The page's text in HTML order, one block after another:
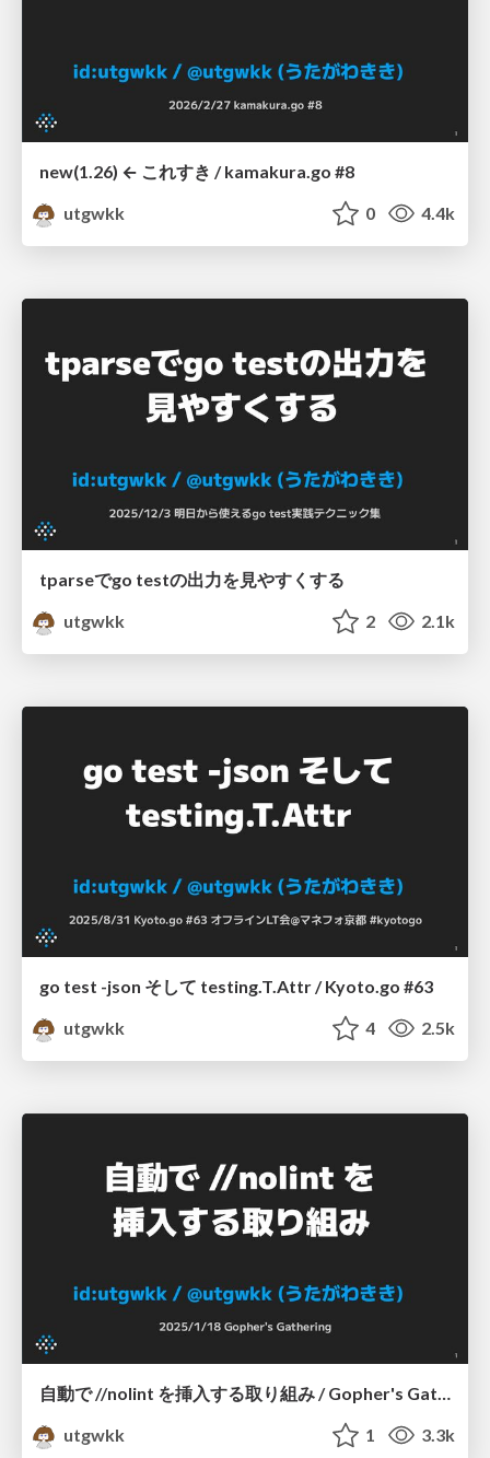
new(1.26) ← これすき / kamakura.go #8
utgwkk
0 4.4k
tparseでgo testの出力を見やすくする
utgwkk
2 2.1k
go test -json そして testing.T.Attr / Kyoto.go #63
utgwkk
4 2.5k
自動で //nolint を挿入する取り組み / Gopher's Gathering
utgwkk
1 3.3k